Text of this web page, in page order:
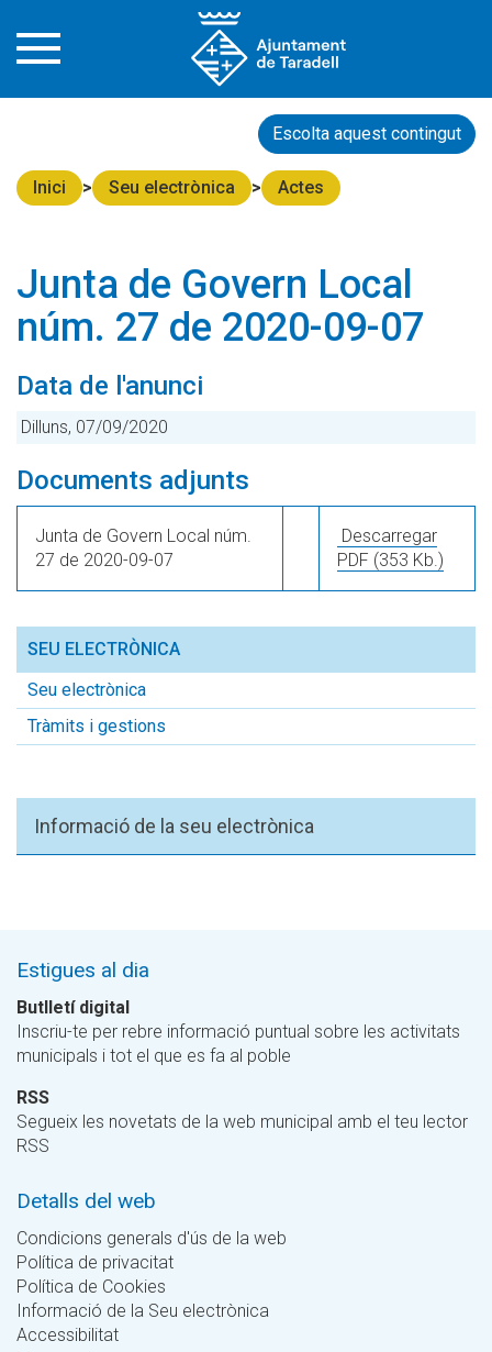
Escolta aquest contingut
Inici Seu electrònica Actes
Junta de Govern Local
núm. 27 de 2020-09-07
Data de l'anunci
Dilluns, 07/09/2020
Documents adjunts
Junta de Govern Local núm.
27 de 2020-09-07
Descarregar
PDF (353 Kb.)
SEU ELECTRÒNICA
Seu electrònica
Tràmits i gestions
Informació de la seu electrònica
Estigues al dia
Butlletí digital
Inscriu-te per rebre informació puntual sobre les activitats
municipals i tot el que es fa al poble
RSS
Segueix les novetats de la web municipal amb el teu lector
RSS
Detalls del web
Condicions generals d'ús de la web
Política de privacitat
Política de Cookies
Informació de la Seu electrònica
Accessibilitat